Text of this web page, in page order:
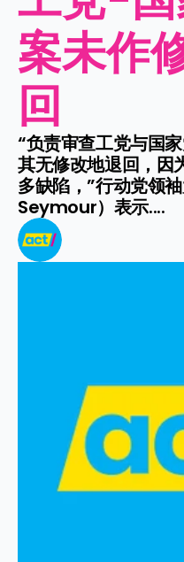
案未作
回
“负责审查工党与国
其无修改地退回，因
多缺陷，”行动党领
Seymour）表示....